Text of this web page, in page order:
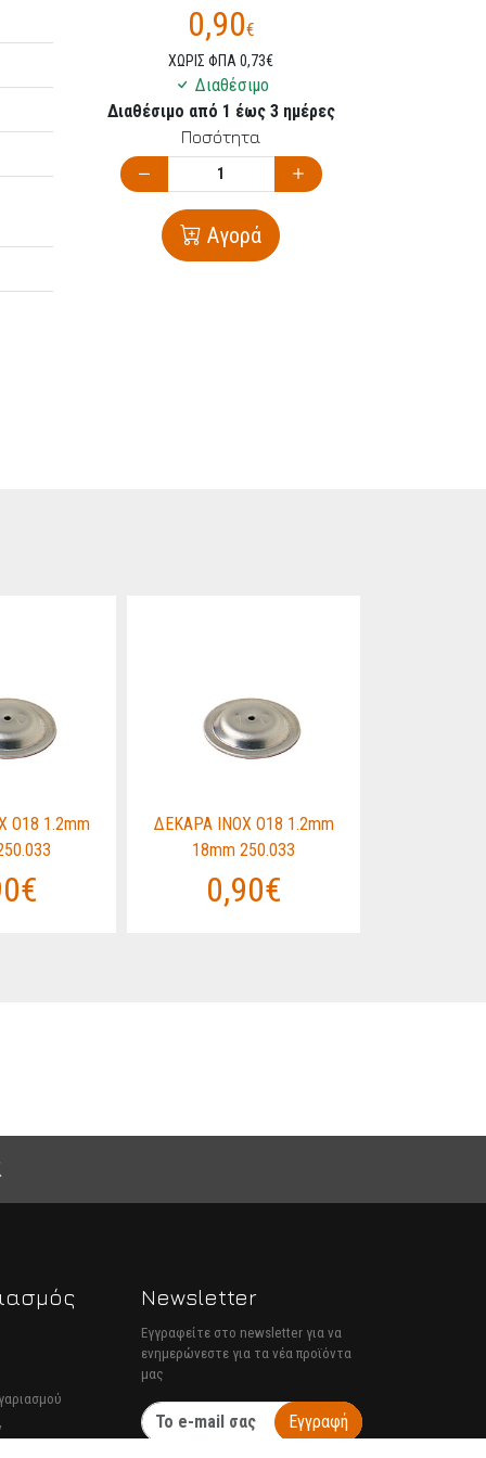
0,90€
ΧΩΡΙΣ ΦΠΑ 0,73€
Διαθέσιμο
Διαθέσιμο από 1 έως 3 ημέρες
Ποσότητα
Αγορά
O18 1.2mm
ΔΕΚΑΡΑ ΙΝΟΧ O18 1.2mm
18mm 250.033
0,90€
Newsletter
Εγγραφείτε στο newsletter για να
ενημερώνεστε για τα νέα προϊόντα
μας
Εγγραφή